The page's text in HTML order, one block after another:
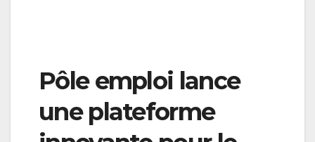
Pôle emploi lance
une plateforme